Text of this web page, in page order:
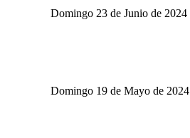
Domingo 23 de Junio de 2024
Domingo 19 de Mayo de 2024